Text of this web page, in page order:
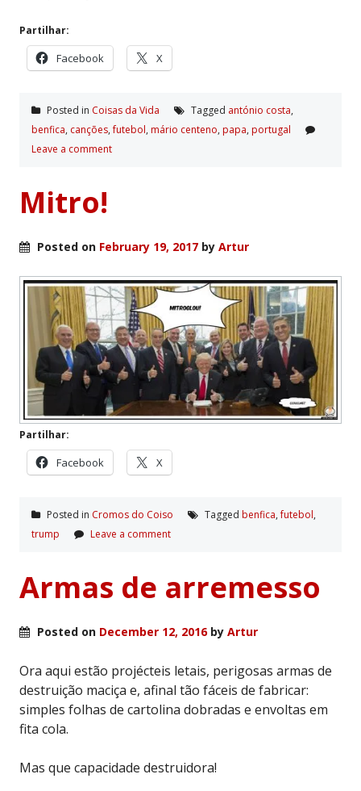
Partilhar:
Facebook X
Posted in Coisas da Vida Tagged antónio costa,
benfica, canções,futebol, mário centeno, papa, portugal
Leave a comment
Mitro!
Posted on February 19, 2017 by Artur
Partilhar:
Facebook X
Posted in Cromos do Coiso Tagged benfica,futebol,
trump
Leave a comment
Armas de arremesso
Posted on December 12, 2016by Artur
Ora aqui estão projécteis letais, perigosas armas de
destruição maciça e, afinal tão fáceis de fabricar:
simples folhas de cartolina dobradas e envoltas em
fita cola.
Mas que capacidade destruidora!